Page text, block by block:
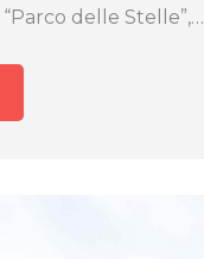
delle Stelle”,…